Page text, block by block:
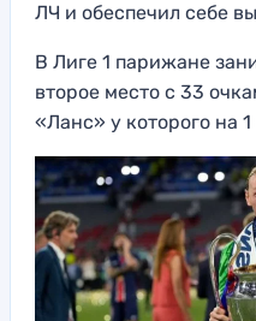
ЛЧ и обеспечил себе
В Лиге 1 парижане
второе место с 33
«Ланс» у которого на